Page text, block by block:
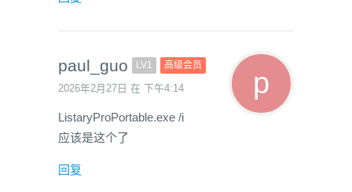
paul_guo LV1 高级会员
2026年2月27日 在 下午4:14
ListaryProPortable.exe /i
应该是这个了
回复